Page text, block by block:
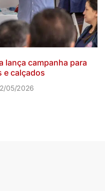
lança campanha para
e calçados
05/2026